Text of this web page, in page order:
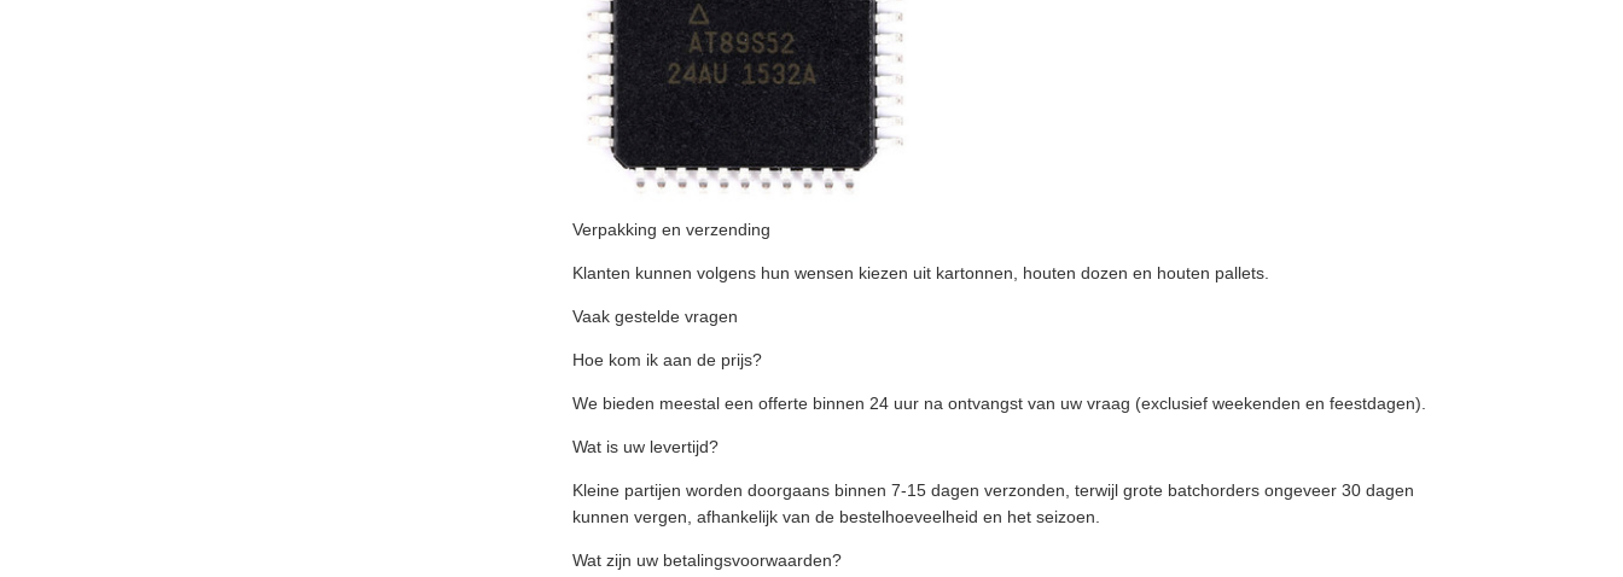
Verpakking en verzending
Klanten kunnen volgens hun wensen kiezen uit kartonnen, houten dozen en houten pallets.
Vaak gestelde vragen
Hoe kom ik aan de prijs?
We bieden meestal een offerte binnen 24 uur na ontvangst van uw vraag (exclusief weekenden en feestdagen).
Wat is uw levertijd?
Kleine partijen worden doorgaans binnen 7-15 dagen verzonden, terwijl grote batchorders ongeveer 30 dagen
kunnen vergen, afhankelijk van de bestelhoeveelheid en het seizoen.
Wat zijn uw betalingsvoorwaarden?